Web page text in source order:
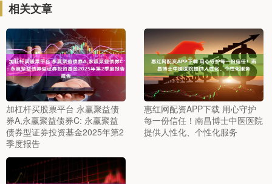
相关文章
加杠杆买股票平台 永赢聚益债
券A,永赢聚益债券C: 永赢聚益
债券型证券投资基金2025年第2
季度报告
惠红网配资APP下载 用心守护
每一份信任！南昌博士中医医院
提供人性化、个性化服务